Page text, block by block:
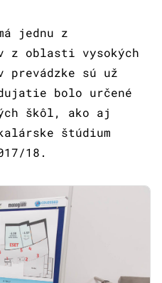
jednu z
z oblasti vysokých
prevádzke sú už
bolo určené
škôl, ako aj
štúdium
18.